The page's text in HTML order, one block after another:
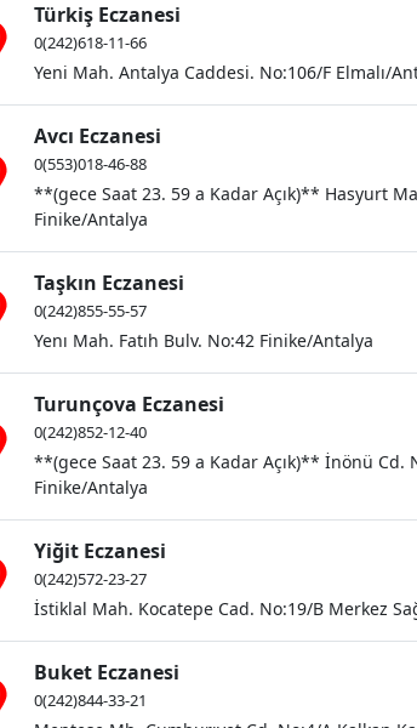
Türkiş Eczanesi
0(242)618-11-66
Yeni Mah. Antalya Caddesi. No:106/F Elmalı/
Avcı Eczanesi
0(553)018-46-88
**(gece Saat 23. 59 a Kadar Açık)** Hasyurt
Finike/Antalya
Taşkın Eczanesi
0(242)855-55-57
Yenı Mah. Fatıh Bulv. No:42 Finike/Antalya
Turunçova Eczanesi
0(242)852-12-40
**(gece Saat 23. 59 a Kadar Açık)** İnönü Cd.
Finike/Antalya
Yiğit Eczanesi
0(242)572-23-27
İstiklal Mah. Kocatepe Cad. No:19/B Merkez
Buket Eczanesi
0(242)844-33-21